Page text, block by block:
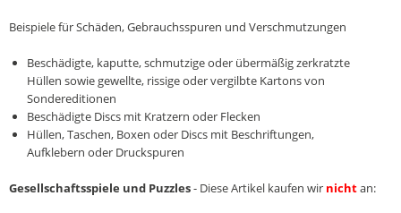
Beispiele für Schäden, Gebrauchsspuren und Verschmutzungen
Beschädigte, kaputte, schmutzige oder übermäßig zerkratzte
Hüllen sowie gewellte, rissige oder vergilbte Kartons von
Sondereditionen
Beschädigte Discs mit Kratzern oder Flecken
Hüllen, Taschen, Boxen oder Discs mit Beschriftungen,
Aufklebern oder Druckspuren
Gesellschaftsspiele und Puzzles- Diese Artikel kaufen wir nichtan: